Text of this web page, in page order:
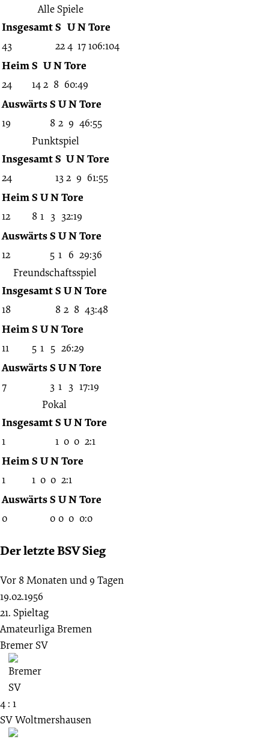
Alle Spiele
InsgesamtS UNTore
43 224 17106:104
HeimS UNTore
24 142 8 60:49
AuswärtsS UNTore
19 8 2 9 46:55
Punktspiel
InsgesamtS UNTore
24 132 9 61:55
HeimS UNTore
12 8 1 3 32:19
AuswärtsS UNTore
12 5 1 6 29:36
Freundschaftsspiel
InsgesamtS UNTore
18 8 2 8 43:48
HeimS UNTore
11 5 1 5 26:29
AuswärtsS UNTore
7 3 1 3 17:19
Pokal
InsgesamtS UNTore
1 1 0 0 2:1
HeimS UNTore
1 1 0 0 2:1
AuswärtsS UNTore
0 0 0 0 0:0
Der letzte BSV Sieg
Vor 8 Monaten und 9 Tagen
19.02.1956
21. Spieltag
Amateurliga Bremen
Bremer SV
4 : 1
SV Woltmershausen